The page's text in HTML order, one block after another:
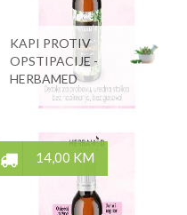
KAPI PROTIV
OPSTIPACIJE -
HERBAMED
14,00 KM